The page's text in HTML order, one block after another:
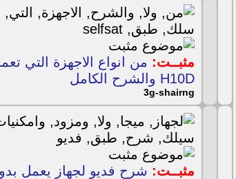
مثبــت:
H10D والشرح الكامل
3g-shairng
مثبــت: